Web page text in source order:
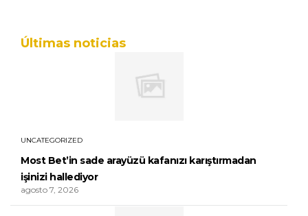
Últimas noticias
UNCATEGORIZED
Most Bet’in sade arayüzü kafanızı karıştırmadan
işinizi hallediyor
agosto 7, 2026